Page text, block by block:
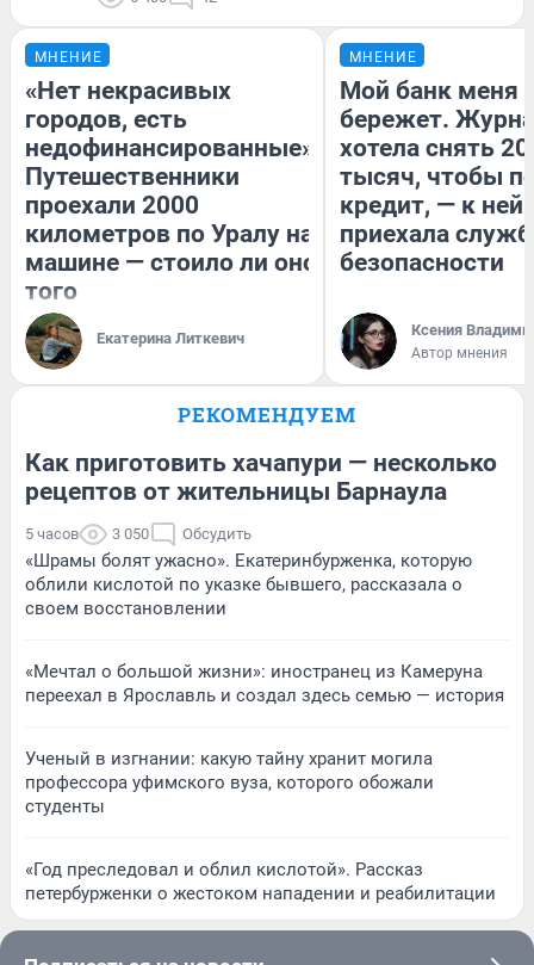
МНЕНИЕ
«Нет некрасивых
городов, есть
недофинансированные».
Путешественники
проехали 2000
километров по Уралу на
машине — стоило ли оно
того
Екатерина Литкевич
МНЕНИЕ
Мой банк меня
бережет.
хотела снять
тысяч, чтобы
кредит, — к
приехала
безопасности
Ксения
Автор мнения
РЕКОМЕНДУЕМ
Как приготовить хачапури — несколько
рецептов от жительницы Барнаула
5 часов 3 050 Обсудить
«Шрамы болят ужасно». Екатеринбурженка, которую
облили кислотой по указке бывшего, рассказала о
своем восстановлении
«Мечтал о большой жизни»: иностранец из Камеруна
переехал в Ярославль и создал здесь семью — история
Ученый в изгнании: какую тайну хранит могила
профессора уфимского вуза, которого обожали
студенты
«Год преследовал и облил кислотой». Рассказ
петербурженки о жестоком нападении и реабилитации